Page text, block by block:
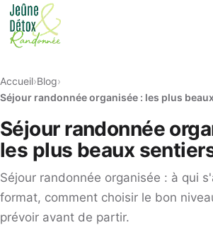
Accueil Blog
Séjour randonnée organisée : les plus
Séjour randonnée
les plus beaux
Séjour randonnée organisée : à qui
format, comment choisir le bon
prévoir avant de partir.